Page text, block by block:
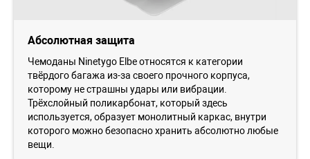
Абсолютная защита
Чемоданы Ninetygo Elbe относятся к категории
твёрдого багажа из-за своего прочного корпуса,
которому не страшны удары или вибрации.
Трёхслойный поликарбонат, который здесь
используется, образует монолитный каркас, внутри
которого можно безопасно хранить абсолютно любые
вещи.